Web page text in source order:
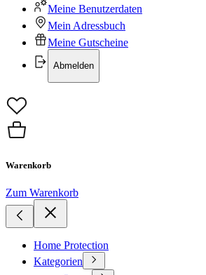
Meine Benutzerdaten
Mein Adressbuch
Meine Gutscheine
Abmelden
Warenkorb
Zum Warenkorb
Home Protection
Kategorien